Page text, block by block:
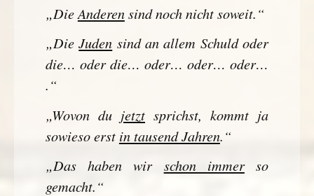
„DieAnderensind noch nicht soweit.“
„DieJuden sind an allem Schuld oder
die… oder die… oder… oder… oder…
.“
„Wovon du jetztsprichst, kommt ja
sowieso erst in tausend Jahren.“
„Das haben wir schon immerso
gemacht.“